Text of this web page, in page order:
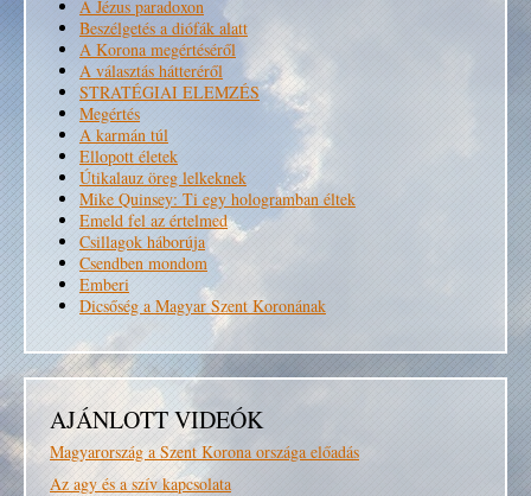
A Jézus paradoxon
Beszélgetés a diófák alatt
A Korona megértéséről
A választás hátteréről
STRATÉGIAI ELEMZÉS
Megértés
A karmán túl
Ellopott életek
Útikalauz öreg lelkeknek
Mike Quinsey: Ti egy hologramban éltek
Emeld fel az értelmed
Csillagok háborúja
Csendben mondom
Emberi
Dicsőség a Magyar Szent Koronának
AJÁNLOTT VIDEÓK
Magyarország a Szent Korona országa előadás
Az agy és a szív kapcsolata